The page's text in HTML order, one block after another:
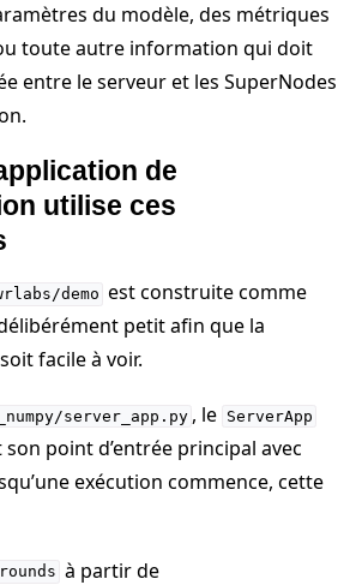
du modèle, des métriques
toute autre information qui doit
entre le serveur et les SuperNodes
de
utilise ces
demo est construite comme
petit afin que la
facile à voir.
server_app.py , le ServerApp
point d’entrée principal avec
exécution commence, cette
à partir de